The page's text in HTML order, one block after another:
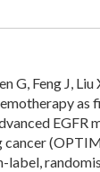
G, Feng J,
as
EGFR
cancer
label,